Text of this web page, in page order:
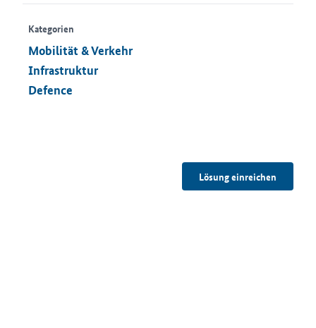
Kategorien
Mobilität & Verkehr
Infrastruktur
Defence
Lösung einreichen